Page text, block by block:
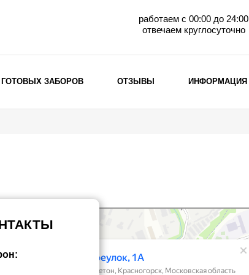
работаем с 00:00 до 24:00
отвечаем круглосуточно
Забор жалюзи с кирпичными столбами
Металлические ограждения
ГОТОВЫХ ЗАБОРОВ ОТЗЫВЫ ИНФОРМАЦИЯ